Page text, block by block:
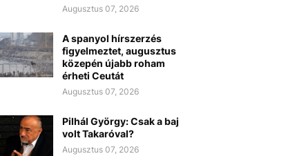
Augusztus 07, 2026
A spanyol hírszerzés
figyelmeztet, augusztus
közepén újabb roham
érheti Ceutát
Augusztus 07, 2026
Pilhál György: Csak a baj
volt Takaróval?
Augusztus 07, 2026